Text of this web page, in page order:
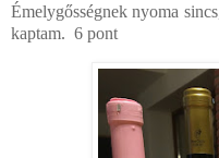
Émelygősségnek nyoma
kaptam. 6 pont